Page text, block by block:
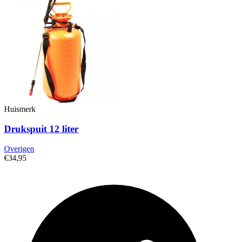
Huismerk
Drukspuit 12 liter
Overigen
€34,95